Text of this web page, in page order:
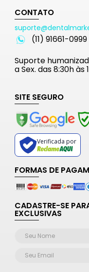
CONTATO
(11) 91661-0999
Suporte
a Sex. das 8:30h às
SITE SEGURO
Verificada por
FORMAS DE
CADASTRE-SE
EXCLUSIVAS